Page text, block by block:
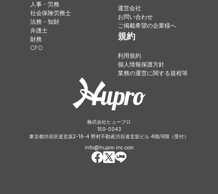
人事・労務
社会保険労務士
法務・知財
弁護士
財務
CFO
運営会社
お問い合わせ
ご掲載希望の企業様へ
規約
利用規約
個人情報保護方針
業務の運営に関する規程等
株式会社ヒュープロ
150-0043
東京都渋谷区道玄坂2-16-4 野村不動産渋谷道玄坂ビル 4階/6階（受付）
info@hupro-inc.com